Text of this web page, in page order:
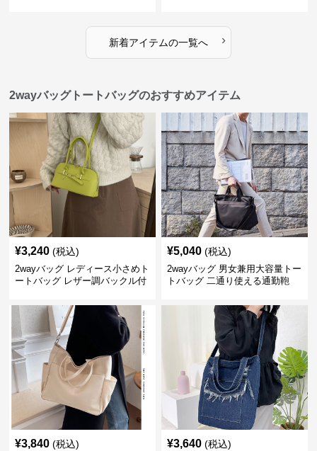
新着アイテムの一覧へ ›
2wayバッグトートバッグのおすすめアイテム
¥3,240 (税込)
2wayバッグ レディース小さめト
ートバッグ レザー調バックル付
¥5,040 (税込)
2wayバッグ 男女兼用大容量トー
トバッグ 二通り使える通勤鞄
¥3,840 (税込) ¥3,640 (税込)